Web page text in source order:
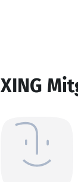
XING